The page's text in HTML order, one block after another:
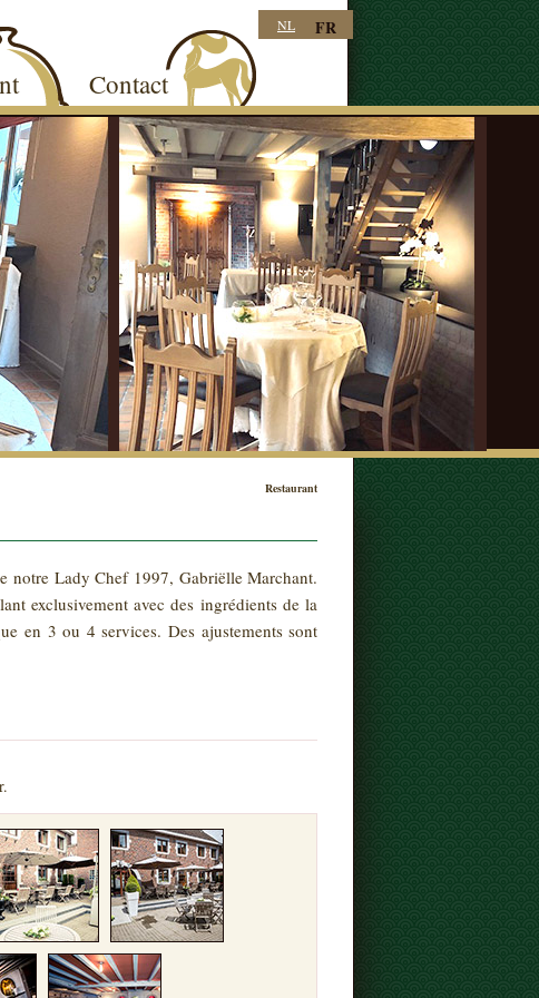
FR
NL
Contact
Restaurant
notre Lady Chef 1997, Gabriëlle Marchant.
exclusivement avec des ingrédients de la
en 3 ou 4 services. Des ajustements sont